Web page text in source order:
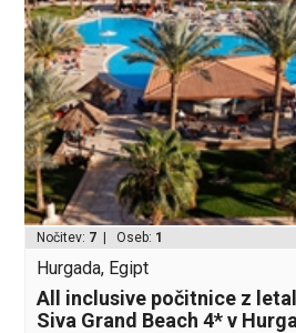
Nočitev: 7 | Oseb: 1
Hurgada, Egipt
All inclusive počitnice z
Siva Grand Beach 4* v